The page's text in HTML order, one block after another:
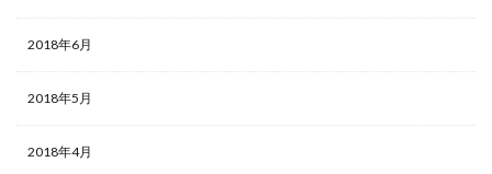
2018年6月
2018年5月
2018年4月